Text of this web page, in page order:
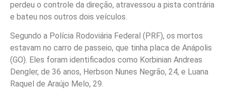
perdeu o controle da direção, atravessou a pista contrária
e bateu nos outros dois veículos.
Segundo a Polícia Rodoviária Federal (PRF), os mortos
estavam no carro de passeio, que tinha placa de Anápolis
(GO). Eles foram identificados como Korbinian Andreas
Dengler, de 36 anos, Herbson Nunes Negrão, 24, e Luana
Raquel de Araújo Melo, 29.